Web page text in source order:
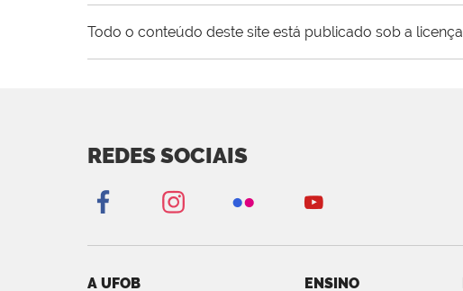
Todo o conteúdo deste site está publicado sob a licença
REDES SOCIAIS
A UFOB ENSINO